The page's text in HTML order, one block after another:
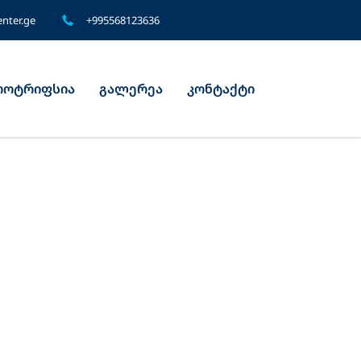
+995568123636
გალერეა კონტაქტი